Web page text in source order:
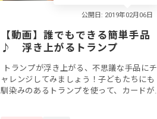
【動画】誰でもできる簡単手品
♪ 浮き上がるトランプ
トランプが浮き上がる、不思議な手品にチ
ャレンジしてみましょう！子どもたちにも
馴染みのあるトランプを使って、カードが